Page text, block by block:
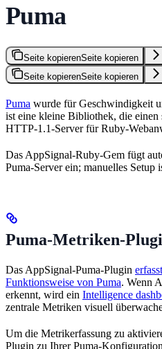
Puma
Seite kopierenSeite kopieren
Seite kopierenSeite kopieren
Puma wurde für Geschwindigkeit
ist eine kleine Bibliothek, die einen
HTTP-1.1-Server für Ruby-
Das AppSignal-Ruby-Gem fügt
Puma-Server ein; manuelles Setup
Puma-Metriken-
Das AppSignal-Puma-Plugin
Funktionsweise von Puma. Wenn
erkennt, wird ein Intelligence
zentrale Metriken visuell
Um die Metrikerfassung zu
Plugin zu Ihrer Puma-